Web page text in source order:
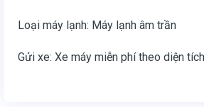
Loại máy lạnh: Máy lạnh âm trần
Gửi xe: Xe máy miễn phí theo diện